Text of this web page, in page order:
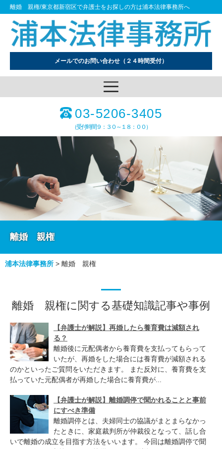
離婚 親権/東京都新宿区で弁護士をお探しの方は浦本法律事務所へ
メールでのお問い合わせ （２４時間受付）
03-5206-3405
（受付時間９：３０～１８：００）
離婚 親権
浦本法律事務所 > 離婚 親権
離婚 親権に関する基礎知識記事や事例
【弁護士が解説】再婚したら養育費は減額され
る？
離婚後に元配偶者から養育費を支払ってもらって
いたが、再婚をした場合には養育費が減額される
のかといったご質問をいただきます。 また反対に、養育費を支
払っていた元配偶者が再婚した場合に養育費が...
【弁護士が解説】離婚調停で聞かれることと事前
にすべき準備
離婚調停とは、夫婦同士の協議がまとまらなかっ
たときに、家庭裁判所が仲裁役となって、話し合
いで離婚の成立を目指す方法をいいます。 今回は離婚調停で聞